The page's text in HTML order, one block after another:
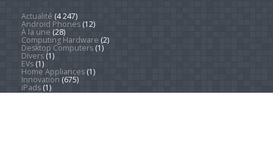
Actualité (4 247)
Android Phones(12)
À la une (28)
Computing Hardware (2)
Desktop Computers(1)
Divers(1)
EVs(1)
Home Appliances(1)
Innovation (675)
iPads(1)
iPhones(3)